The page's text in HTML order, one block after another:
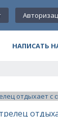
НАПИСАТЬ